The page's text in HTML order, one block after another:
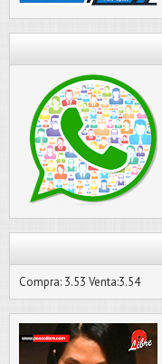
Compra: 3.53 Venta:3.54